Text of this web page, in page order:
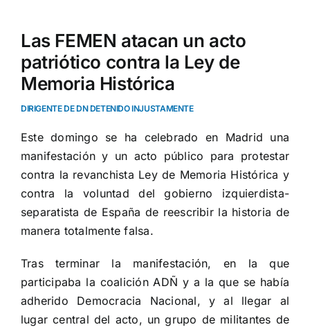
Las FEMEN atacan un acto
patriótico contra la Ley de
Memoria Histórica
DIRIGENTE DE DN DETENIDO INJUSTAMENTE
Este domingo se ha celebrado en Madrid una
manifestación y un acto público para protestar
contra la revanchista Ley de Memoria Histórica y
contra la voluntad del gobierno izquierdista-
separatista de España de reescribir la historia de
manera totalmente falsa.
Tras terminar la manifestación, en la que
participaba la coalición ADÑ y a la que se había
adherido Democracia Nacional, y al llegar al
lugar central del acto, un grupo de militantes de